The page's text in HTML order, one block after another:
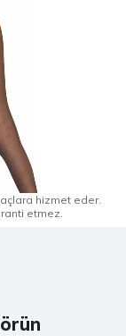
hizmet eder.
etmez.